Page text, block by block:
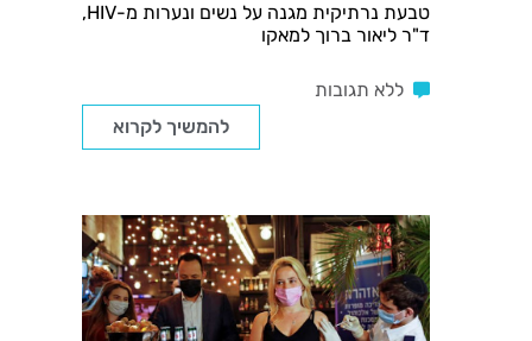
טבעת נרתיקית מגנה על נשים ונערות מ-HIV,
ד"ר ליאור ברוך למאקו
ללא תגובות
להמשיך לקרוא